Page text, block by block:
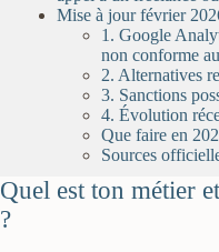
Mise à jour février
1. Google
non conforme
2. Alternatives
3. Sanctions
4. Évolution
Que faire en
Sources
Quel est ton métier
?